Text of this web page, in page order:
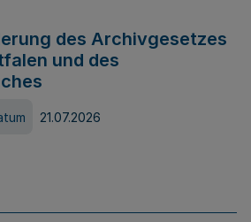
des Archivgesetzes
und des
21.07.2026